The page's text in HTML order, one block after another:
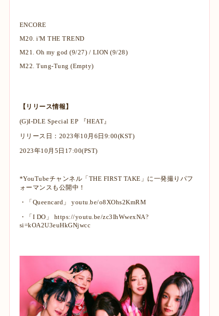
ENCORE
M20. i'M THE TREND
M21.
Oh my god (9/27) / LION (9/28)
M22. Tung-Tung (Empty)
【リリース情報】
(G)I-DLE Special EP 『HEAT』
リリース日：2023年10月6日9:00(KST)
2023年10月5日17:00(PST)
*YouTubeチャンネル「THE FIRST TAKE」に一発撮りパフ
ォーマンスも公開中！
・「Queencard」
youtu.be/o8XOhs2KmRM
・「I DO」 https://youtu.be/zc3IhWwexNA?
si=kOA2U3euHkGNjwcc